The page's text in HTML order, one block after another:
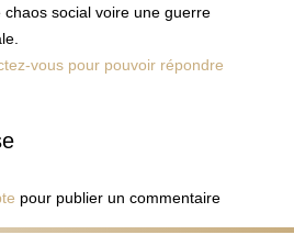
chaos social voire une guerre
vous pour pouvoir répondre
pour publier un commentaire